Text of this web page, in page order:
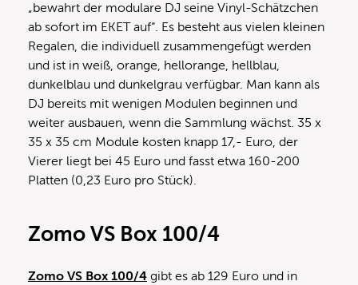
„bewahrt der modulare DJ seine Vinyl-Schätzchen
ab sofort im EKET auf“. Es besteht aus vielen kleinen
Regalen, die individuell zusammengefügt werden
und ist in weiß, orange, hellorange, hellblau,
dunkelblau und dunkelgrau verfügbar. Man kann als
DJ bereits mit wenigen Modulen beginnen und
weiter ausbauen, wenn die Sammlung wächst. 35 x
35 x 35 cm Module kosten knapp 17,- Euro, der
Vierer liegt bei 45 Euro und fasst etwa 160-200
Platten (0,23 Euro pro Stück).
Zomo VS Box 100/4
Zomo VS Box 100/4 gibt es ab 129 Euro und in